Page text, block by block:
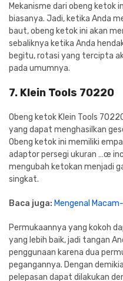
Mekanisme dari obeng ketok
biasanya. Jadi, ketika Anda
baut, obeng ketok ini akan
sebaliknya ketika Anda
begitu, rotasi yang tercipta
pada umumnya.
7. Klein Tools 70220
Obeng ketok Klein Tools
yang dapat menghasilkan
Obeng ketok ini memiliki
adaptor persegi ukuran …œ
mengubah ketokan menjadi
singkat.
Baca juga: Mengenal
Permukaannya yang kokoh
yang lebih baik, jadi tangan
penggunaan karena dua
pegangannya. Dengan
pelepasan dapat dilakukan